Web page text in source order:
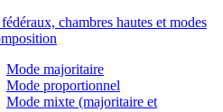
chambres hautes et modes
Mode majoritaire
Mode proportionnel
Mode mixte (majoritaire et